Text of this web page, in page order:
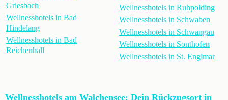
Griesbach
Wellnesshotels in Bad
Hindelang
Wellnesshotels in Bad
Reichenhall
Wellnesshotels in Ruhpolding
Wellnesshotels in Schwaben
Wellnesshotels in Schwangau
Wellnesshotels in Sonthofen
Wellnesshotels in St. Englmar
Wellnesshotels am Walchensee: Dein Rückzugsort in